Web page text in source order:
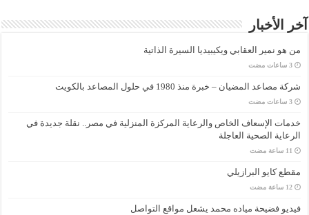
آخر الأخبار
من هو نمير العقابي ويكيبيديا السيرة الذاتية
‏3 ساعات مضت
شركة مصاعد المضيان – خبرة منذ 1980 في حلول المصاعد بالكويت
‏3 ساعات مضت
خدمات الإسعاف الخاص والرعاية المركزة المنزلية في مصر.. نقلة جديدة في
الرعاية الصحية العاجلة
مقطع كايو البرازيلي
‏12 ساعة مضت
فيديو فضيحة مياده محمد يشعل مواقع التواصل